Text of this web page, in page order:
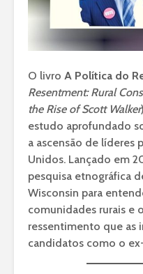
O livro A Política do
Resentment: Rural
the Rise of Scott Walker
estudo aprofundado
a ascensão de líderes
Unidos. Lançado em
pesquisa etnográfica
Wisconsin para
comunidades rurais e
ressentimento que as
candidatos como o